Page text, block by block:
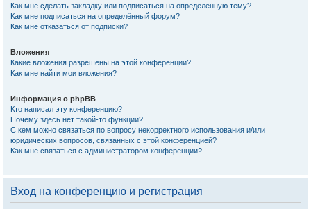
Как мне сделать закладку или подписаться на определённую тему?
Как мне подписаться на определённый форум?
Как мне отказаться от подписки?
Вложения
Какие вложения разрешены на этой конференции?
Как мне найти мои вложения?
Информация о phpBB
Кто написал эту конференцию?
Почему здесь нет такой-то функции?
С кем можно связаться по вопросу некорректного использования и/или
юридических вопросов, связанных с этой конференцией?
Как мне связаться с администратором конференции?
Вход на конференцию и регистрация